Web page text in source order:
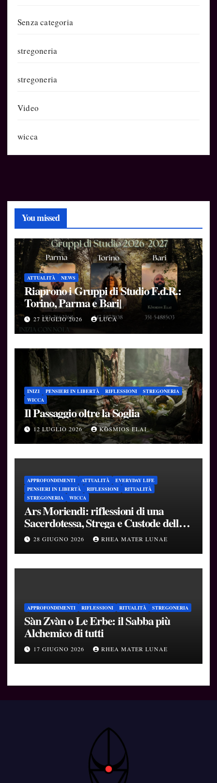
Senza categoria
stregoneria
stregoneria
Video
wicca
You missed
ATTUALITÀ NEWS
Riaprono i Gruppi di Studio F.d.R.:
Torino, Parma e Bari|
27 LUGLIO 2026 LUCA
INIZI PENSIERI IN LIBERTÀ RIFLESSIONI
STREGONERIA
WICCA
Il Passaggio oltre la Soglia
12 LUGLIO 2026 KÒSMIOS ELAI
APPROFONDIMENTI ATTUALITÀ
EVERYDAY LIFE
PENSIERI IN LIBERTÀ
RIFLESSIONI
RITUALITÀ
STREGONERIA
WICCA
Ars Moriendi: riflessioni di una
Sacerdotessa, Strega e Custode delle
Soglie
28 GIUGNO 2026 RHEA MATER LUNAE
APPROFONDIMENTI RIFLESSIONI RITUALITÀ STREGONERIA
Sàn Zvàn o Le Erbe: il Sabba più
Alchemico di tutti
17 GIUGNO 2026 RHEA MATER LUNAE